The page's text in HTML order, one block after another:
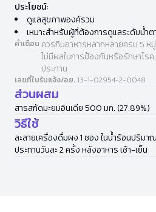
ประโยชน์:
ดูแลสุขภาพองค์รวม
เหมาะสำหรับผู้ที่ต้องการดูแลระดับน้ำต
คำเตือน ควรกินอาหารหลากหลายครบ 5 ห
ไม่มีผลในการป้องกันหรือรักษาโร
ประทาน
เลขที่ใบรับแจ้ง/อย. 13-1-02954-2-0048
ส่วนผสม
สารสกัดมะยมอินเดีย 500 มก. (27.89%)
วิธีใช้
ละลายเครื่องดื่มผง 1 ซอง ในน้ำร้อนปริมา
ประทานวันละ 2 ครั้ง หลังอาหาร เช้า-เย็น